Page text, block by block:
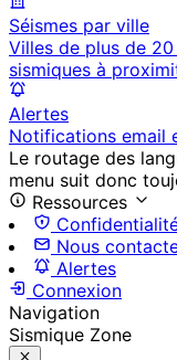
Séismes par ville
Villes de plus de
sismiques à
Alertes
Notifications email
Le routage des
menu suit donc
Ressources
Nous
Alertes
Connexion
Navigation
Sismique Zone